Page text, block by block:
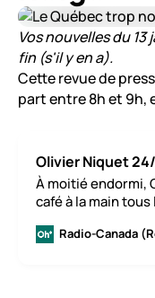
Vos nouvelles du
fin (s'il y en a).
Cette revue de
part entre 8h et 9h,
Olivier Niquet
À moitié endormi,
café à la main